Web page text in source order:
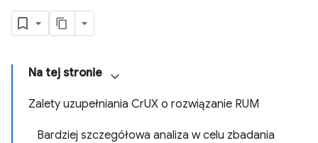
Na tej stronie
Zalety uzupełniania CrUX o rozwiązanie RUM
Bardziej szczegółowa analiza w celu zbadania